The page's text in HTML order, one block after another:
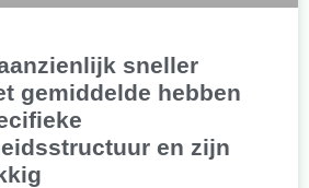
sneller
gemiddelde hebben
en zijn